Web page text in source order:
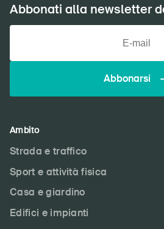
Abbonati alla newsletter
Abbonarsi
Ambito
Strada e traffico
Sport e attività fisica
Casa e giardino
Edifici e impianti